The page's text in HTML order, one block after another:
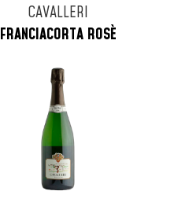
CAVALLERI
FRANCIACORTA ROSÈ